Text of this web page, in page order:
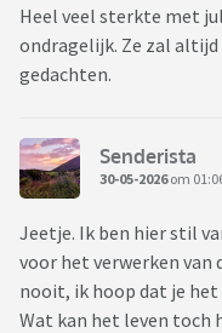
Heel veel sterkte met
ondragelijk. Ze zal
gedachten.
Senderista
30-05-2026om
Jeetje. Ik ben hier stil
voor het verwerken van
nooit, ik hoop dat je
Wat kan het leven toch